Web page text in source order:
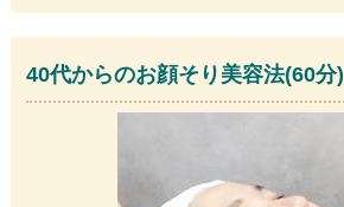
40代からのお顔そり美容法(60分)